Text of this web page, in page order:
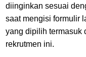
diinginkan sesuai
saat mengisi formulir
yang dipilih termasuk
rekrutmen ini.